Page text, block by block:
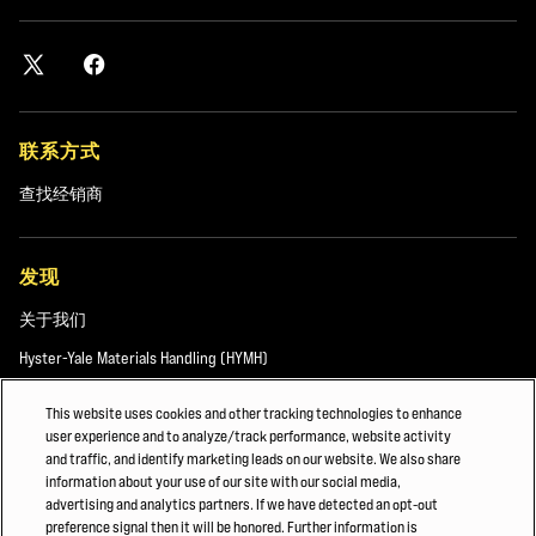
仓库的理想叉车。
得益于驱动和抬升机构中采用的三相电动机技术，该叉车特别适合
需要长时间当班的苛刻应用。易于检修的组件和车载诊断功能也有
送入生产线
在金属产品制造应用中，可以选择 Hyster® 解决方案从仓库存货中
某些应用可能会选择前移式叉车，例如 Hyster® R2.5，它具有符合人
体工学的驾驶室，可通过触摸屏和操纵杆以及可调节的转向柱进行
联系方式
查找经销商
发现
关于我们
Hyster-Yale Materials Handling (HYMH)
职业发展
职业发展
This website uses cookies and other tracking technologies to enhance
user experience and to analyze/track performance, website activity
and traffic, and identify marketing leads on our website. We also share
information about your use of our site with our social media,
advertising and analytics partners. If we have detected an opt-out
preference signal then it will be honored. Further information is